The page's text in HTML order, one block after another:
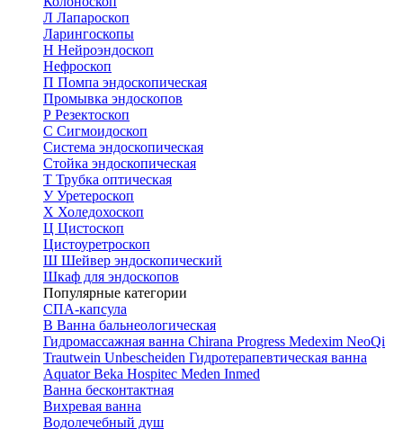
Л Лапароскоп
Ларингоскопы
Н Нейроэндоскоп
Нефроскоп
П Помпа эндоскопическая
Промывка эндоскопов
Р Резектоскоп
С Сигмоидоскоп
Система эндоскопическая
Стойка эндоскопическая
Т Трубка оптическая
УУретероскоп
Х Холедохоскоп
Ц Цистоскоп
Цистоуретроскоп
Ш Шейвер эндоскопический
Шкаф для эндоскопов
Популярные категории
СПА-капсула
В Ванна бальнеологическая
Гидромассажная ванна Chirana Progress Medexim NeoQi
Trautwein Unbescheiden Гидротерапевтическая ванна
AquatorBeka Hospitec Meden Inmed
Ванна бесконтактная
Вихревая ванна
Водолечебный душ